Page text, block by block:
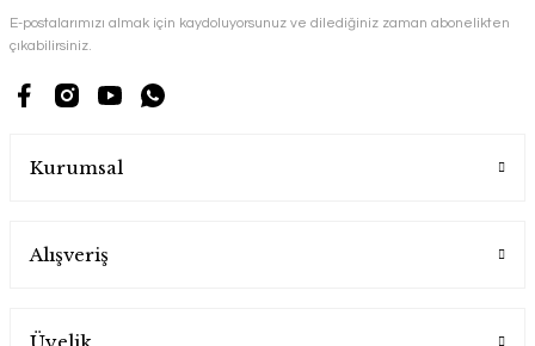
E-postalarımızı almak için kaydoluyorsunuz ve dilediğiniz zaman abonelikten
çıkabilirsiniz.
Kurumsal
Alışveriş